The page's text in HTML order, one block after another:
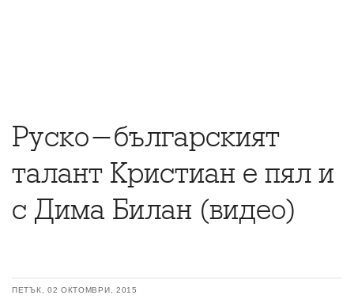
Руско-българският
талант Кристиан е пял и
с Дима Билан (видео)
ПЕТЪК, 02 ОКТОМВРИ, 2015